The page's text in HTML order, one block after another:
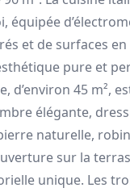
équipée
et de surfaces
pure et
d’environ 45 m²,
élégante,
naturelle,
sur la
unique. Les